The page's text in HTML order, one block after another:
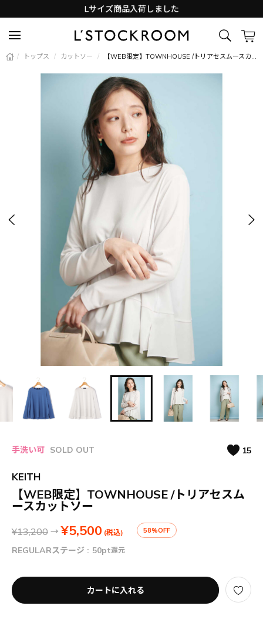
Lサイズ商品入荷しました
/ トップス / カットソー / 【WEB限定】TOWNHOUSE /トリアセスムースカットソー
手洗い可 SOLD OUT 15
KEITH
【WEB限定】TOWNHOUSE /トリアセスム
ースカットソー
¥13,200 → ¥5,500 (税込) 58%OFF
REGULARステージ : 50pt還元
カートに入れる